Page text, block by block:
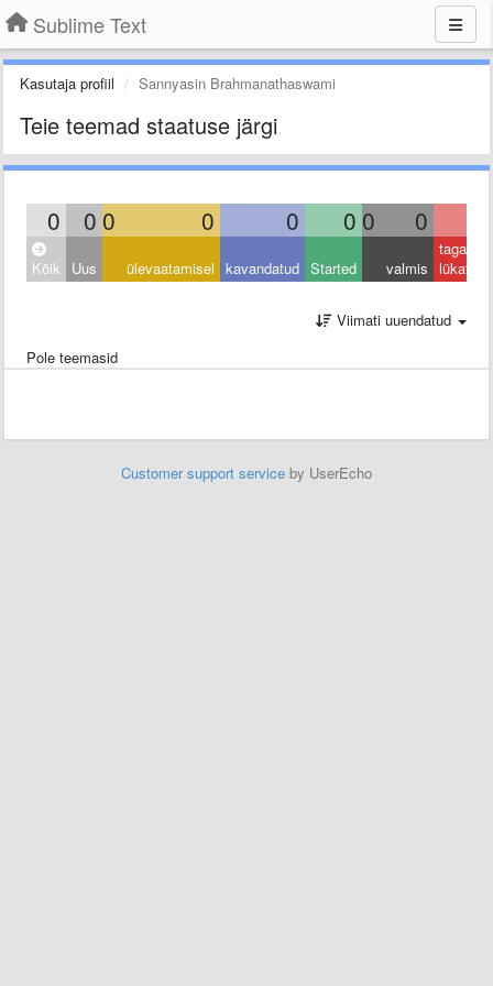
Sublime Text
Kasutaja profiil Sannyasin Brahmanathaswami
Teie teemad staatuse järgi
0 0 0 0 0 0 0 0
Kõik Uus ülevaatamisel kavandatud Started valmis
tagasi
lükatud
Viimati uuendatud
Pole teemasid
Customer support service by UserEcho